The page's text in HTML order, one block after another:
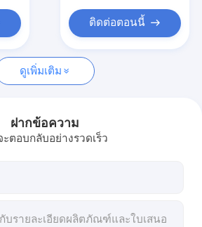
ยฟังก์ชัน
ง
ติดต่อตอนนี้
ดูเพิ่มเติม
ฝากข้อความ
ะตอบกลับอย่างรวดเร็ว